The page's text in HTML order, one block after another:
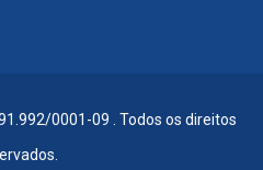
0001-09 . Todos os direitos